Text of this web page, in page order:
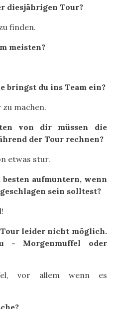
diesjährigen Tour?
finden.
meisten?
bringst du ins Team ein?
machen.
von dir müssen die
der Tour rechnen?
etwas stur.
aufmuntern, wenn
sein solltest?
leider nicht möglich.
- Morgenmuffel oder
vor allem wenn es